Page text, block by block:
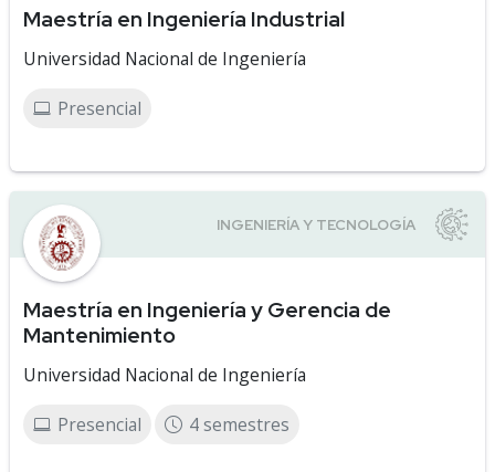
Maestría en Ingeniería Industrial
Universidad Nacional de Ingeniería
Presencial
Maestría en Ingeniería y Gerencia de
Mantenimiento
Universidad Nacional de Ingeniería
Presencial 4 semestres